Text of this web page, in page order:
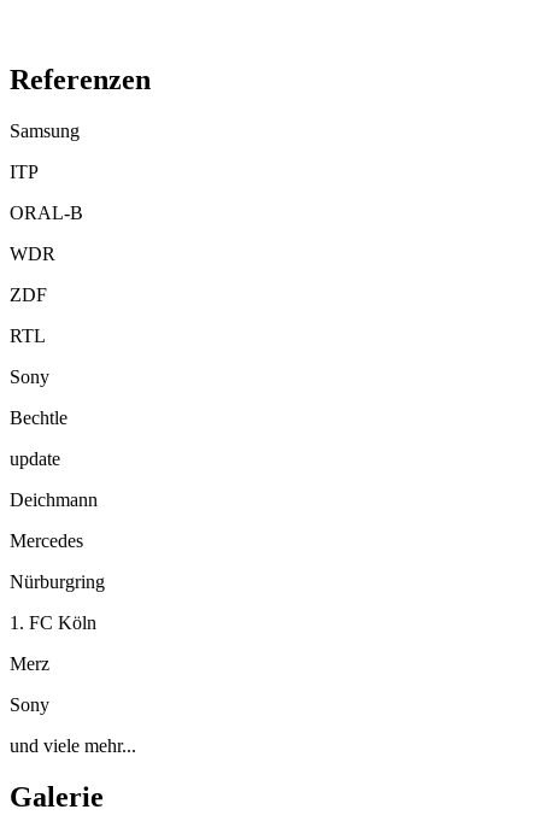
Referenzen
Samsung
ITP
ORAL-B
WDR
ZDF
RTL
Sony
Bechtle
update
Deichmann
Mercedes
Nürburgring
1. FC Köln
Merz
Sony
und viele mehr...
Galerie